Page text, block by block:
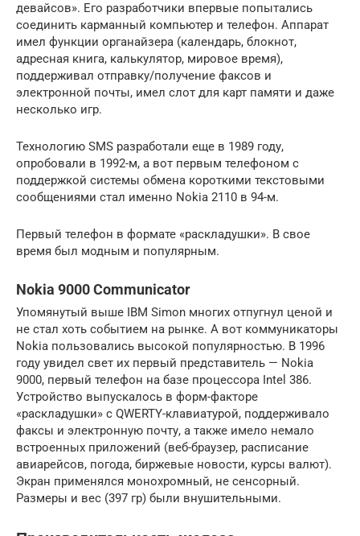
девайсов». Его разработчики впервые попытались
соединить карманный компьютер и телефон. Аппарат
имел функции органайзера (календарь, блокнот,
адресная книга, калькулятор, мировое время),
поддерживал отправку/получение факсов и
электронной почты, имел слот для карт памяти и даже
несколько игр.
Технологию SMS разработали еще в 1989 году,
опробовали в 1992-м, а вот первым телефоном с
поддержкой системы обмена короткими текстовыми
сообщениями стал именно Nokia 2110 в 94-м.
Первый телефон в формате «раскладушки». В свое
время был модным и популярным.
Nokia 9000 Communicator
Упомянутый выше IBM Simon многих отпугнул ценой и
не стал хоть событием на рынке. А вот коммуникаторы
Nokia пользовались высокой популярностью. В 1996
году увидел свет их первый представитель — Nokia
9000, первый телефон на базе процессора Intel 386.
Устройство выпускалось в форм-факторе
«раскладушки» с QWERTY-клавиатурой, поддерживало
факсы и электронную почту, а также имело немало
встроенных приложений (веб-браузер, расписание
авиарейсов, погода, биржевые новости, курсы валют).
Экран применялся монохромный, не сенсорный.
Размеры и вес (397 гр) были внушительными.